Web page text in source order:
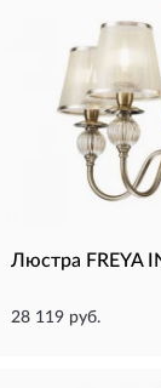
Люстра FREYA
28 119 руб.